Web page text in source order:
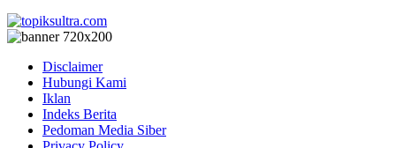
Disclaimer
Hubungi Kami
Iklan
Indeks Berita
Pedoman Media Siber